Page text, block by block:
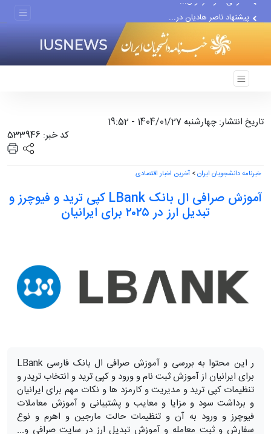
پیشنهاد ناصر هادیان در...
تاریخ انتشار: چهارشنبه 1404/01/27 - 19:52
کد خبر: 533946
خبرنامه دانشجویان ایران> آخرین اخبار اقتصادی
آموزش صرافی ال بانک LBank کپی ترید و فیوچرز و
تبدیل ارز در ۲۰۲۵ برای ایرانیان
ر این محتوا به بررسی و آموزش صرافی ال بانک فارسی LBank
برای ایرانیان از آموزش ثبت نام و ورود و کپی ترید و انتخاب تریدر و
تنظیمات کپی ترید و مدیریت و کارمزد ها و نکات مهم برای ایرانیان
و برداشت سود و مزایا و معایب و پشتیبانی و آموزش معاملات
فیوچرز و ورود به آن و تنظیمات حالت مارجین و اهرم و نوع
سفارش و ثبت معامله و آموزش تبدیل ارز در سایت صرافی و...